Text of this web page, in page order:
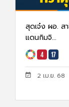
สุดเจ๋ง ผอ.
แดนกิมจิ...
2 เม.ย. 68